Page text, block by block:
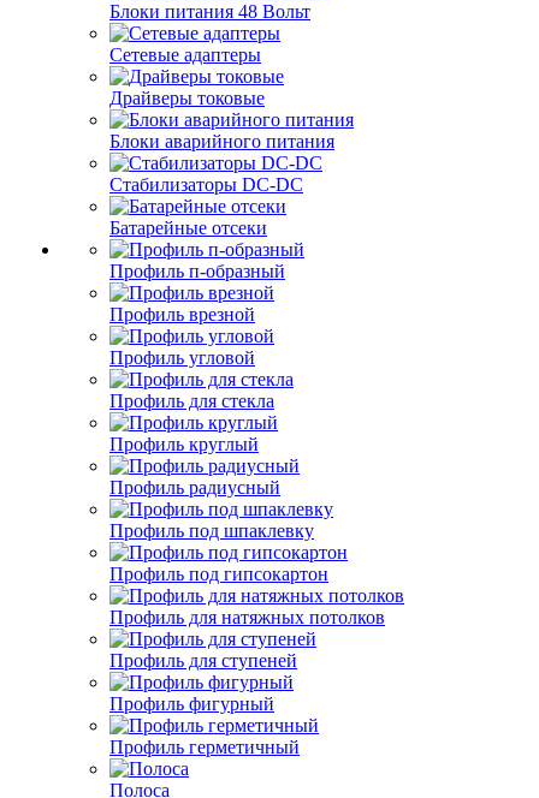
Блоки питания 48 Вольт
Сетевые адаптеры
Драйверы токовые
Блоки аварийного питания
Стабилизаторы DC-DC
Батарейные отсеки
Профиль п-образный
Профиль врезной
Профиль угловой
Профиль для стекла
Профиль круглый
Профиль радиусный
Профиль под шпаклевку
Профиль под гипсокартон
Профиль для натяжных потолков
Профиль для ступеней
Профиль фигурный
Профиль герметичный
Полоса